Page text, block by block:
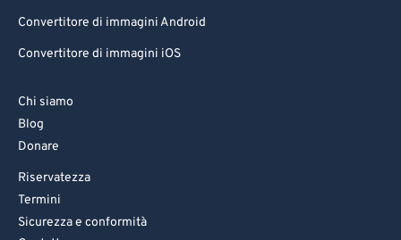
Convertitore di immagini Android
Convertitore di immagini iOS
Chi siamo
Blog
Donare
Riservatezza
Termini
Sicurezza e conformità